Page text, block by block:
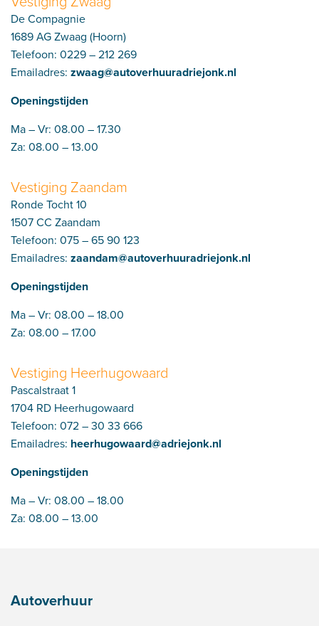
De Compagnie
1689 AG Zwaag (Hoorn)
Telefoon: 0229 – 212 269
Emailadres: zwaag@autoverhuuradriejonk.nl
Openingstijden
Ma – Vr: 08.00 – 17.30
Za: 08.00 – 13.00
Vestiging Zaandam
Ronde Tocht 10
1507 CC Zaandam
Telefoon: 075 – 65 90 123
Emailadres: zaandam@autoverhuuradriejonk.nl
Openingstijden
Ma – Vr: 08.00 – 18.00
Za: 08.00 – 17.00
Vestiging Heerhugowaard
Pascalstraat 1
1704 RD Heerhugowaard
Telefoon: 072 – 30 33 666
Emailadres: heerhugowaard@adriejonk.nl
Openingstijden
Ma – Vr: 08.00 – 18.00
Za: 08.00 – 13.00
Autoverhuur